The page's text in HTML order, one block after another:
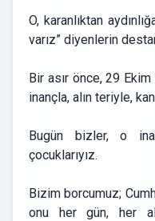
O, karanlıktan
varız” diyenlerin
Bir asır önce, 29
inançla, alın teriyle,
Bugün bizler, o
çocuklarıyız.
Bizim borcumuz;
onu her gün, her